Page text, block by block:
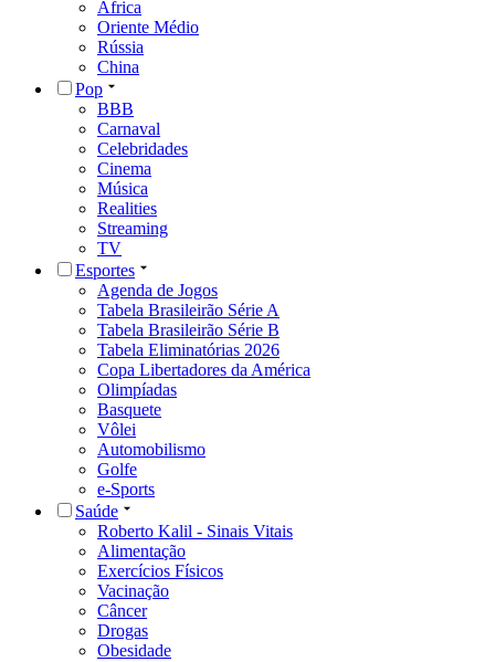
África
Oriente Médio
Rússia
China
Pop
BBB
Carnaval
Celebridades
Cinema
Música
Realities
Streaming
TV
Esportes
Agenda de Jogos
Tabela Brasileirão Série A
Tabela Brasileirão Série B
Tabela Eliminatórias 2026
Copa Libertadores da América
Olimpíadas
Basquete
Vôlei
Automobilismo
Golfe
e-Sports
Saúde
Roberto Kalil - Sinais Vitais
Alimentação
Exercícios Físicos
Vacinação
Câncer
Drogas
Obesidade